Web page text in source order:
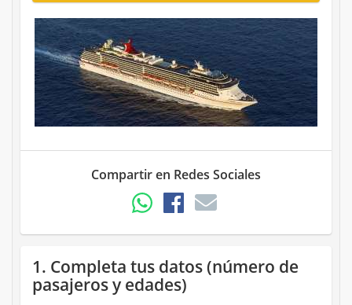
Compartir en Redes Sociales
1. Completa tus datos (número de
pasajeros y edades)